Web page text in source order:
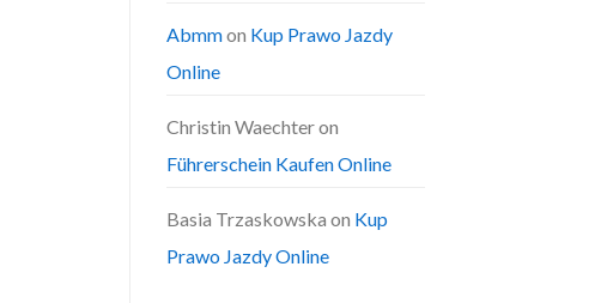
Abmmon Kup Prawo Jazdy
Online
Christin Waechteron
Führerschein Kaufen Online
Basia Trzaskowska on Kup
Prawo Jazdy Online